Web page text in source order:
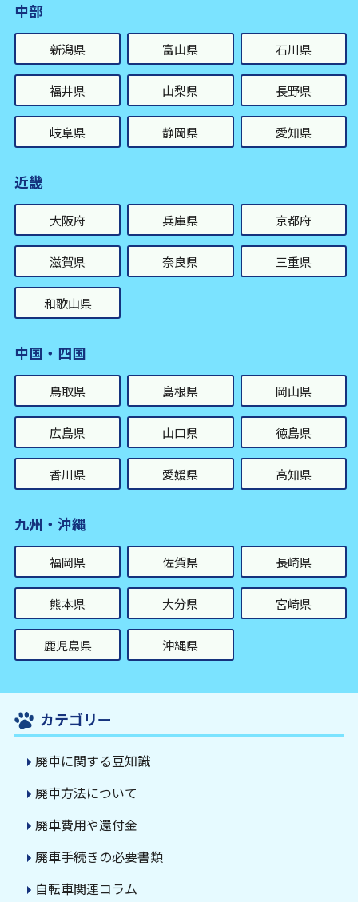
中部
新潟県 富山県 石川県
福井県 山梨県 長野県
岐阜県 静岡県 愛知県
近畿
大阪府 兵庫県 京都府
滋賀県 奈良県 三重県
和歌山県
中国・四国
鳥取県 島根県 岡山県
広島県 山口県 徳島県
香川県 愛媛県 高知県
九州・沖縄
福岡県 佐賀県 長崎県
熊本県 大分県 宮崎県
鹿児島県 沖縄県
カテゴリー
廃車に関する豆知識
廃車方法について
廃車費用や還付金
廃車手続きの必要書類
自転車関連コラム